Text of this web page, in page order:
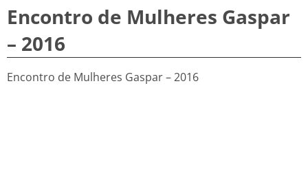
Encontro de Mulheres Gaspar
– 2016
Encontro de Mulheres Gaspar – 2016